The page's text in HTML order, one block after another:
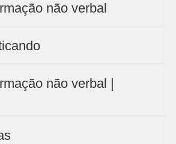
não verbal
não verbal |